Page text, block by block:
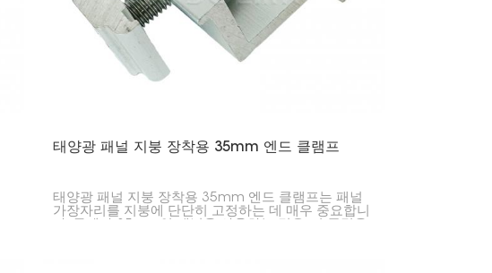
태양광 패널 지붕 장착용 35mm 엔드 클램프
태양광 패널 지붕 장착용 35mm 엔드 클램프는 패널
가장자리를 지붕에 단단히 고정하는 데 매우 중요합니